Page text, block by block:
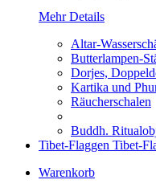
Mehr Details
Altar-
Butterlampen-
Dorjes,
Kartika und
Räucherschalen
Buddh.
Tibet-Flaggen Tibet-
Warenkorb